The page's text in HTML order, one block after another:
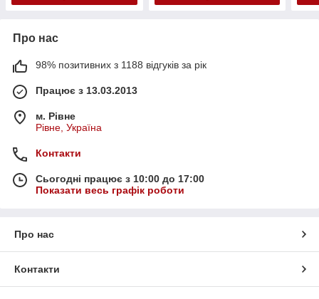
Про нас
98% позитивних з 1188 відгуків за рік
Працює з 13.03.2013
м. Рівне
Рівне, Україна
Контакти
Сьогодні працює з 10:00 до 17:00
Показати весь графік роботи
Про нас
Контакти